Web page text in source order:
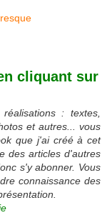
cliquant sur
: textes,
et autres... vous
que j'ai créé à cet
des articles d'autres
s'y abonner. Vous
connaissance des